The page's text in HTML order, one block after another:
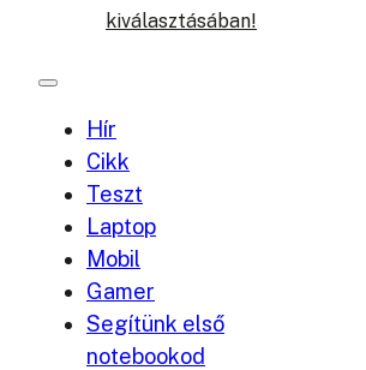
kiválasztásában!
Hír
Cikk
Teszt
Laptop
Mobil
Gamer
Segítünk első
notebookod